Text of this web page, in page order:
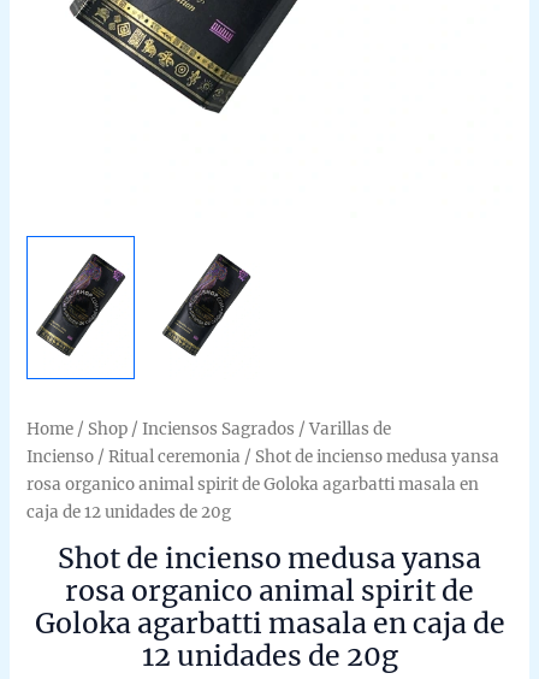
Home / Shop /Inciensos Sagrados /Varillas de
Incienso /Ritual ceremonia / Shot de incienso medusa yansa
rosa organico animal spirit de Goloka agarbatti masala en
caja de 12 unidades de 20g
Shot de incienso medusa yansa
rosa organico animal spirit de
Goloka agarbatti masala en caja de
12 unidades de 20g